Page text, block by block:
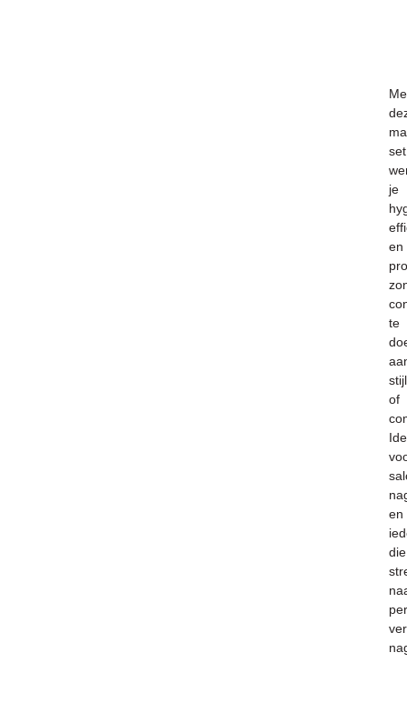
set
je
en
te
stijl
of
en
die